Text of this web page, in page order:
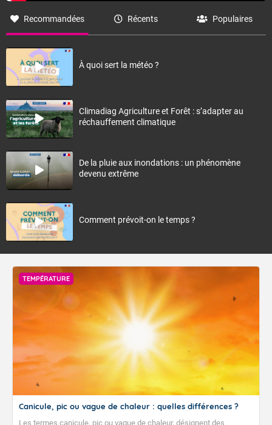
Recommandées Récents Populaires
À quoi sert la météo ?
Climadiag Agriculture et Forêt : s’adapter au
réchauffement climatique
De la pluie aux inondations : un phénomène
devenu extrême
Comment prévoit-on le temps ?
TEMPÉRATURE
Canicule, pic ou vague de chaleur : quelles différences ?
Les termes canicule, pic ou vague de chaleur, désignent des